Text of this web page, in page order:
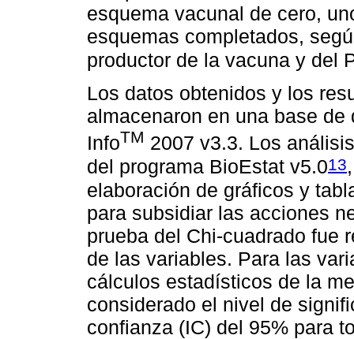
esquema vacunal de cero,
esquemas completados,
productor de la vacuna y del
Los datos obtenidos y los
almacenaron en una base
InfoTM 2007 v3.3. Los
del programa BioEstat v5.013
elaboración de gráficos y
para subsidiar las acciones
prueba del Chi-cuadrado fue
de las variables. Para las
cálculos estadísticos de la
considerado el nivel de
confianza (IC) del 95% para